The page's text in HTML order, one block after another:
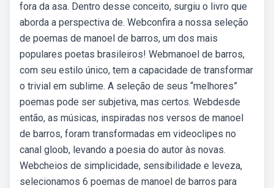
fora da asa. Dentro desse conceito, surgiu o livro que
aborda a perspectiva de. Webconfira a nossa seleção
de poemas de manoel de barros, um dos mais
populares poetas brasileiros! Webmanoel de barros,
com seu estilo único, tem a capacidade de transformar
o trivial em sublime. A seleção de seus “melhores”
poemas pode ser subjetiva, mas certos. Webdesde
então, as músicas, inspiradas nos versos de manoel
de barros, foram transformadas em videoclipes no
canal gloob, levando a poesia do autor às novas.
Webcheios de simplicidade, sensibilidade e leveza,
selecionamos 6 poemas de manoel de barros para